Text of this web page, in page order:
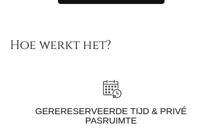
Hoe werkt het?
GERERESERVEERDE TIJD & PRIVÉ
PASRUIMTE